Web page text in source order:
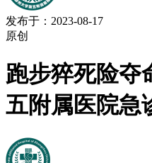
发布于：2023-08-17
原创
跑步猝死险夺
五附属医院急